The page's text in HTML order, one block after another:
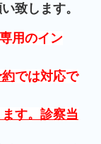
致します。
用のイン
では対応で
す。診察当